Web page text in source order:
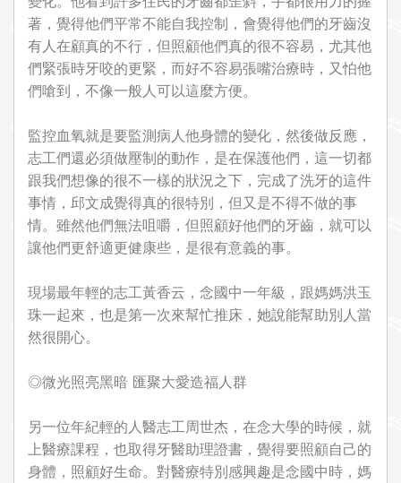
著，覺得他們平常不能自我控制，會覺得他們的牙齒沒
有人在顧真的不行，但照顧他們真的很不容易，尤其他
們緊張時牙咬的更緊，而好不容易張嘴治療時，又怕他
們嗆到，不像一般人可以這麼方便。
監控血氧就是要監測病人他身體的變化，然後做反應，
志工們還必須做壓制的動作，是在保護他們，這一切都
跟我們想像的很不一樣的狀況之下，完成了洗牙的這件
事情，邱文成覺得真的很特別，但又是不得不做的事
情。雖然他們無法咀嚼，但照顧好他們的牙齒，就可以
讓他們更舒適更健康些，是很有意義的事。
現場最年輕的志工黃香云，念國中一年級，跟媽媽洪玉
珠一起來，也是第一次來幫忙推床，她說能幫助別人當
然很開心。
◎微光照亮黑暗 匯聚大愛造福人群
另一位年紀輕的人醫志工周世杰，在念大學的時候，就
上醫療課程，也取得牙醫助理證書，覺得要照顧自己的
身體，照顧好生命。對醫療特別感興趣是念國中時，媽